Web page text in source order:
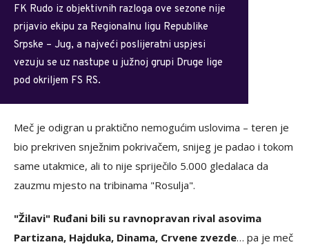
FK Rudo iz objektivnih razloga ove sezone nije
prijavio ekipu za Regionalnu ligu Republike
Srpske – Jug, a najveći poslijeratni uspjesi
vezuju se uz nastupe u južnoj grupi Druge lige
pod okriljem FS RS.
Meč je odigran u praktično nemogućim uslovima – teren je
bio prekriven snježnim pokrivačem, snijeg je padao i tokom
same utakmice, ali to nije spriječilo 5.000 gledalaca da
zauzmu mjesto na tribinama "Rosulja".
"Žilavi" Ruđani bili su ravnopravan rival asovima
Partizana, Hajduka, Dinama, Crvene zvezde… pa je meč